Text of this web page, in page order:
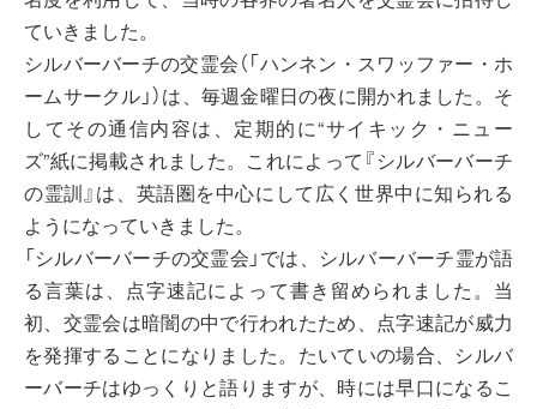
ていきました。
シルバーバーチの交霊会（「ハンネン・スワッファー・ホ
ームサークル」）は、毎週金曜日の夜に開かれました。そ
してその通信内容は、定期的に“サイキック・ニュー
ズ”紙に掲載されました。これによって『シルバーバーチ
の霊訓』は、英語圏を中心にして広く世界中に知られる
ようになっていきました。
「シルバーバーチの交霊会」では、シルバーバーチ霊が語
る言葉は、点字速記によって書き留められました。当
初、交霊会は暗闇の中で行われたため、点字速記が威力
を発揮することになりました。たいていの場合、シルバ
ーバーチはゆっくりと語りますが、時には早口になるこ